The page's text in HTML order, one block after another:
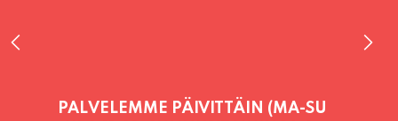
PALVELEMME TÄNÄÄN: